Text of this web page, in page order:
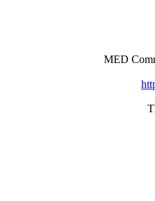
MED